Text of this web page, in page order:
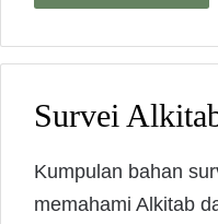
Survei
Kumpulan bahan
memahami Alkitab